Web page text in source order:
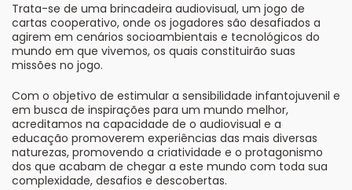
Trata-se de uma brincadeira audiovisual, um jogo de
cartas cooperativo, onde os jogadores são desafiados a
agirem em cenários socioambientais e tecnológicos do
mundo em que vivemos, os quais constituirão suas
missões no jogo.
Com o objetivo de estimular a sensibilidade infantojuvenil e
em busca de inspirações para um mundo melhor,
acreditamos na capacidade de o audiovisual e a
educação promoverem experiências das mais diversas
naturezas, promovendo a criatividade e o protagonismo
dos que acabam de chegar a este mundo com toda sua
complexidade, desafios e descobertas.